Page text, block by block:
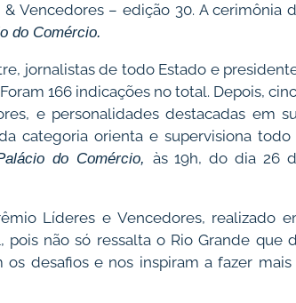
Vencedores – edição 30. A cerimônia
do Comércio.
jornalistas de todo Estado e
166 indicações no total. Depois,
e personalidades destacadas em
categoria orienta e supervisiona todo
do Comércio, às 19h, do dia 26
Líderes e Vencedores, realizado
pois não só ressalta o Rio Grande que
desafios e nos inspiram a fazer mais